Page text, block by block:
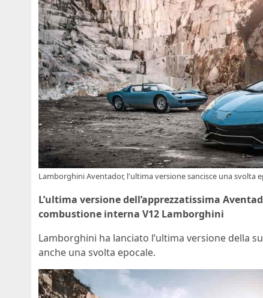
Lamborghini Aventador, l'ultima versione sancisce una svolta
L’ultima versione dell’apprezzatissima
combustione interna V12 Lamborghini
Lamborghini ha lanciato l’ultima versione della
anche una svolta epocale.